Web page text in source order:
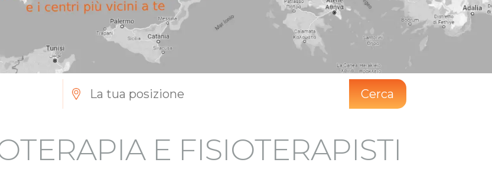
Cerca
E FISIOTERAPISTI